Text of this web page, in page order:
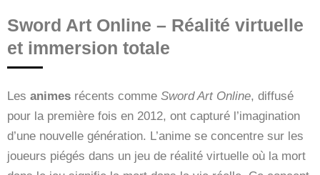
Sword Art Online – Réalité virtuelle
et immersion totale
Les animes récents comme Sword Art Online, diffusé
pour la première fois en 2012, ont capturé l’imagination
d’une nouvelle génération. L’anime se concentre sur les
joueurs piégés dans un jeu de réalité virtuelle où la mort